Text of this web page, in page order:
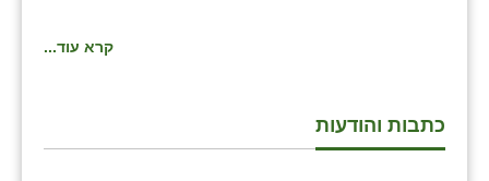
קרא עוד...
כתבות והודעות